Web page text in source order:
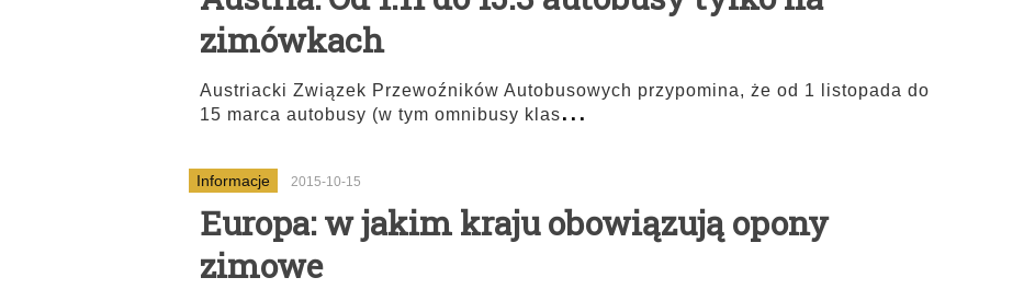
zimówkach
Austriacki Związek Przewoźników Autobusowych przypomina, że od 1 listopada do
15 marca autobusy (w tym omnibusy klas...
Informacje 2015-10-15
Europa: w jakim kraju obowiązują opony
zimowe